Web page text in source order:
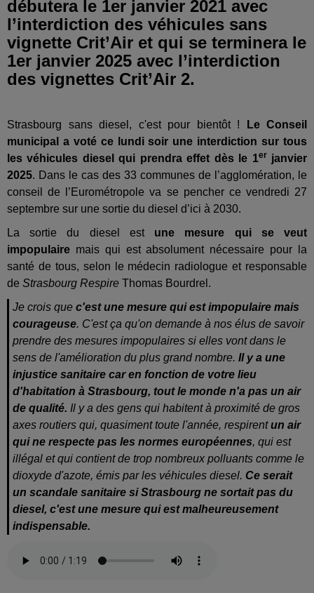
débutera le 1er janvier 2021 avec
l’interdiction des véhicules sans
vignette Crit’Air et qui se terminera le
1er janvier 2025 avec l’interdiction
des vignettes Crit’Air 2.
Strasbourg sans diesel, c'est pour bientôt !
Le Conseil
municipal a voté ce lundi soir une interdiction sur tous
les véhicules diesel qui prendra effet dès le 1erjanvier
2025. Dans le cas des 33 communes de l’agglomération, le
conseil de l’Eurométropole va se pencher ce vendredi 27
septembre sur une sortie du diesel d’ici à 2030.
La sortie du diesel est une mesure qui se veut
impopulaire mais qui est absolument nécessaire pour la
santé de tous, selon le médecin radiologue et responsable
de Strasbourg Respire Thomas Bourdrel.
Je crois que c'est une mesure qui est impopulaire mais
courageuse. C'est ça qu'on demande à nos élus de savoir
prendre des mesures impopulaires si elles vont dans le
sens de l'amélioration du plus grand nombre. Il y a une
injustice sanitaire car en fonction de votre lieu
d'habitation à Strasbourg, tout le monde n'a pas un air
de qualité. Il y a des gens qui habitent à proximité de gros
axes routiers qui, quasiment toute l'année, respirentun air
qui ne respecte pas les normes européennes, qui est
illégal et qui contient de trop nombreux polluants comme le
dioxyde d'azote, émis par les véhicules diesel. Ce serait
un scandale sanitaire si Strasbourg ne sortait pas du
diesel, c'est une mesure qui est malheureusement
indispensable.